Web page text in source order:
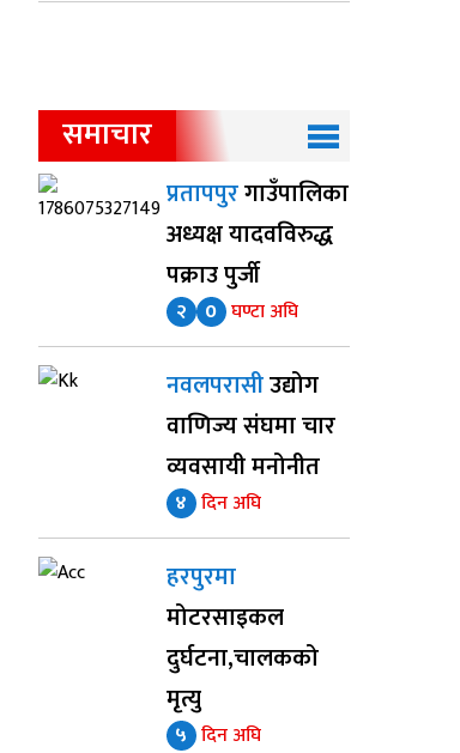
समाचार
प्रतापपुरगाउँपालिका
अध्यक्ष यादवविरुद्ध
पक्राउ पुर्जी
२ 0 घण्टा अघि
नवलपरासीउद्योग
वाणिज्य संघमा चार
व्यवसायी मनोनीत
४ दिन अघि
हरपुरमा
मोटरसाइकल
दुर्घटना,चालकको
मृत्यु
५ दिन अघि